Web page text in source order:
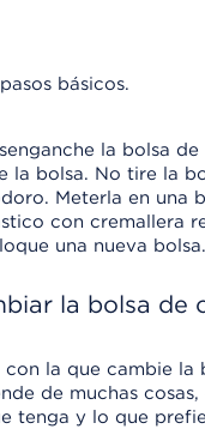
básicos.
la bolsa
la bolsa. No tire la
Meterla en una
con cremallera
una nueva bolsa.
la bolsa de
con la que cambie la
de muchas
tenga y lo que